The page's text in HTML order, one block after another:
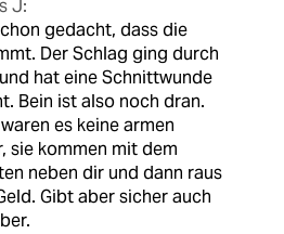
J:
gedacht, dass die
Der Schlag ging durch
hat eine Schnittwunde
Bein ist also noch dran.
es keine armen
sie kommen mit dem
neben dir und dann raus
Gibt aber sicher auch